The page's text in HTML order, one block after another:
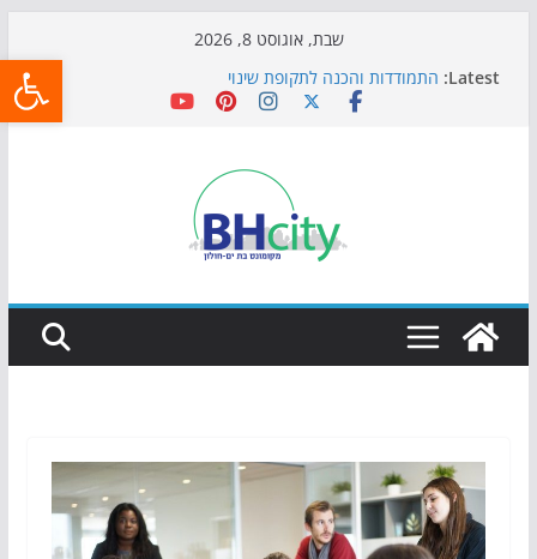
שבת, אוגוסט 8, 2026
Latest: התמודדות והכנה לתקופת שינוי
אי ההרפתקאות ממשיך לכבוש את הגינות: מאות משפחות
כדורגל באווירה מיוחדת: הקרנת גמר המונדיאל בטרמינל
הקיץ של בני הנוער בבת־ים: חוף הריביירה הופך למרחב
בטוח בשעות הערב